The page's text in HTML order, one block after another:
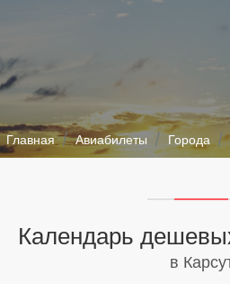
Главная Авиабилеты Города
Календарь
в